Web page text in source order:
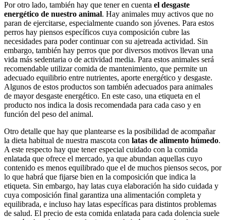
Por otro lado, también hay que tener en cuenta el desgaste
energético de nuestro animal. Hay animales muy activos que no
paran de ejercitarse, especialmente cuando son jóvenes. Para estos
perros hay piensos específicos cuya composición cubre las
necesidades para poder continuar con su ajetreada actividad. Sin
embargo, también hay perros que por diversos motivos llevan una
vida más sedentaria o de actividad media. Para estos animales será
recomendable utilizar comida de mantenimiento, que permite un
adecuado equilibrio entre nutrientes, aporte energético y desgaste.
Algunos de estos productos son también adecuados para animales
de mayor desgaste energético. En este caso, una etiqueta en el
producto nos indica la dosis recomendada para cada caso y en
función del peso del animal.
Otro detalle que hay que plantearse es la posibilidad de acompañar
la dieta habitual de nuestra mascota con latas de alimento húmedo.
A este respecto hay que tener especial cuidado con la comida
enlatada que ofrece el mercado, ya que abundan aquellas cuyo
contenido es menos equilibrado que el de muchos piensos secos, por
lo que habrá que fijarse bien en la composición que indica la
etiqueta. Sin embargo, hay latas cuya elaboración ha sido cuidada y
cuya composición final garantiza una alimentación completa y
equilibrada, e incluso hay latas específicas para distintos problemas
de salud. El precio de esta comida enlatada para cada dolencia suele